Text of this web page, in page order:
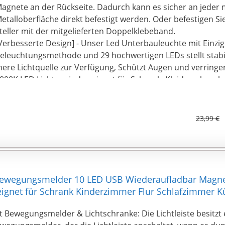
an der Rückseite. Dadurch kann es sicher an jeder
direkt befestigt werden. Oder befestigen
mit der mitgelieferten Doppelklebeband.
Design] - Unser Led Unterbauleuchte mit
und 29 hochwertigen LEDs stellt
Lichtquelle zur Verfügung, Schützt Augen und
LED Lichter sind geeignet für Schrank,
[Dimmen und Speicherfunktion] - Einfaches langes
ein. Die Helligkeit lässt sich stufenlos von angenehmen
der zuletzt ausgeschaltete Zustand beibehalten werden
Batterie] - Eingebauter wiederaufladbarer 1000
Lithium-Akku, kompatibel mit allen DC 5V-1A
Laden Sie es einfach 3~4 Stunden lang auf.
23,99 €
10 LED USB Wiederaufladbar
für Schrank Kinderzimmer Flur Schlafzimmer
Bewegungsmelder & Lichtschranke: Die Lichtleiste besitzt